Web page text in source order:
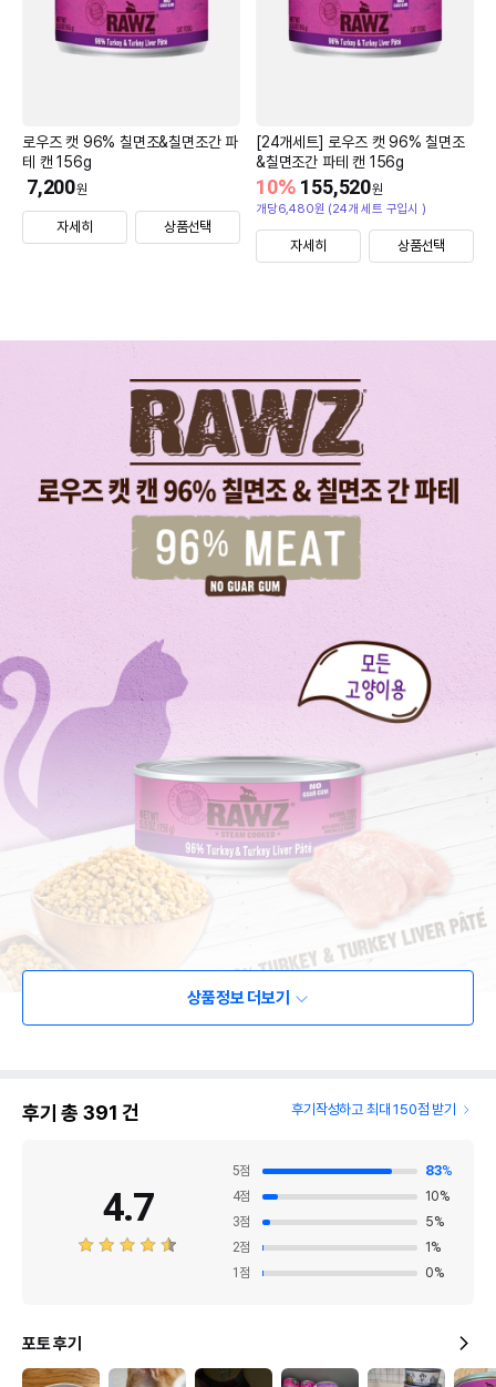
로우즈 캣 96% 칠면조&칠면조간 파
테 캔 156g
7,200원
자세히 상품선택
[24개세트] 로우즈 캣 96% 칠면조
&칠면조간 파테 캔 156g
155,520원
10%
개당6,480원 (24개 세트 구입시 )
자세히 상품선택
상품정보 더보기
후기 총 391 건 후기작성하고 최대 150점 받기
4.7
5점 83%
4점 10%
3점 5%
2점 1 %
1 점 0%
포토 후기